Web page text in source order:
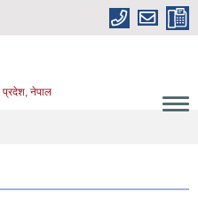
प्रदेश, नेपाल